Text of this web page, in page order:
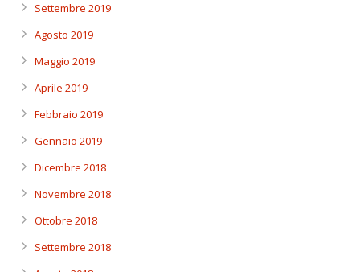
Settembre 2019
Agosto 2019
Maggio 2019
Aprile 2019
Febbraio 2019
Gennaio 2019
Dicembre 2018
Novembre 2018
Ottobre 2018
Settembre 2018